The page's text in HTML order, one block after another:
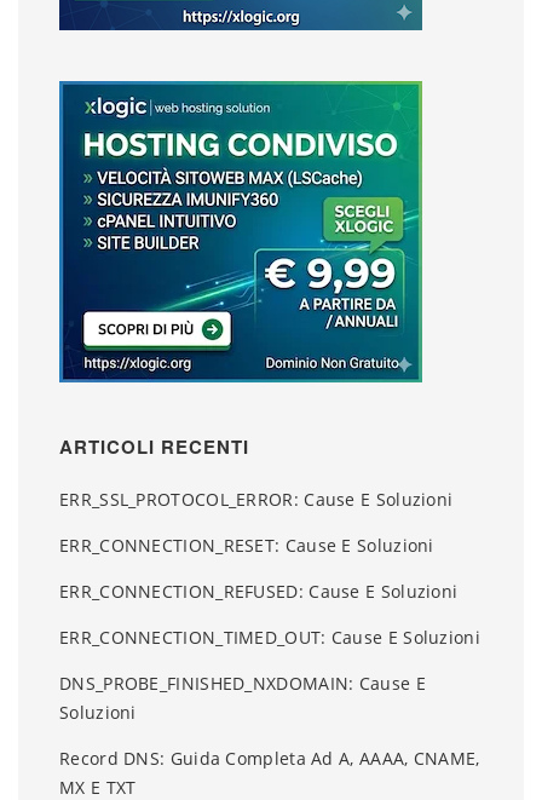
ARTICOLI RECENTI
ERR_SSL_PROTOCOL_ERROR: Cause E Soluzioni
ERR_CONNECTION_RESET: Cause E Soluzioni
ERR_CONNECTION_REFUSED: Cause E Soluzioni
ERR_CONNECTION_TIMED_OUT: Cause E Soluzioni
DNS_PROBE_FINISHED_NXDOMAIN: Cause E
Soluzioni
Record DNS: Guida Completa Ad A, AAAA, CNAME,
MX E TXT